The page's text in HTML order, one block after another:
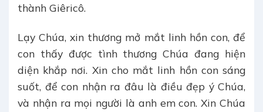
thành Giêricô.
Lạy Chúa, xin thương mở mắt linh hồn con, để
con thấy được tình thương Chúa đang hiện
diện khắp nơi. Xin cho mắt linh hồn con sáng
suốt, để con nhận ra đâu là điều đẹp ý Chúa,
và nhận ra mọi người là anh em con. Xin Chúa